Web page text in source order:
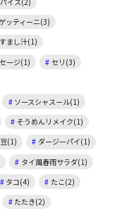
ッティーニ(3)
すまし汁(1)
セージ(1)
セリ(3)
ソースシャスール(1)
そうめんリメイク(1)
(1)
ダージーパイ(1)
タイ風春雨サラダ(1)
タコ(4)
たこ(2)
たたき(2)